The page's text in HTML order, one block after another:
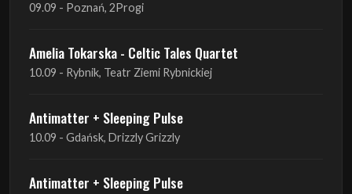
09.09 - Poznań, 2Progi
Amelia Tokarska - Celtic Tales Quartet
10.09 - Rybnik, Teatr Ziemi Rybnickiej
Antimatter + Sleeping Pulse
10.09 - Gdańsk, Drizzly Grizzly
Antimatter + Sleeping Pulse